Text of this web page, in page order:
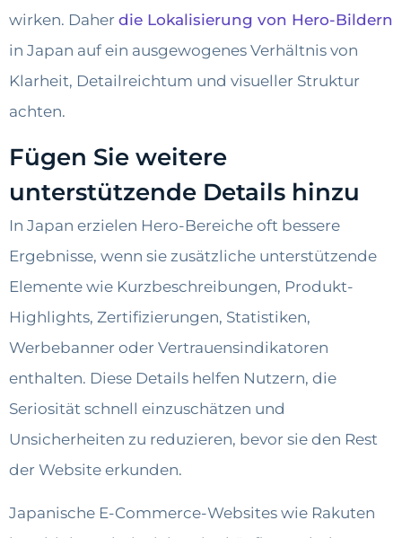
wirken. Daher die Lokalisierung von Hero-Bildern
in Japan auf ein ausgewogenes Verhältnis von
Klarheit, Detailreichtum und visueller Struktur
achten.
Fügen Sie weitere
unterstützende Details hinzu
In Japan erzielen Hero-Bereiche oft bessere
Ergebnisse, wenn sie zusätzliche unterstützende
Elemente wie Kurzbeschreibungen, Produkt-
Highlights, Zertifizierungen, Statistiken,
Werbebanner oder Vertrauensindikatoren
enthalten. Diese Details helfen Nutzern, die
Seriosität schnell einzuschätzen und
Unsicherheiten zu reduzieren, bevor sie den Rest
der Website erkunden.
Japanische E-Commerce-Websites wie Rakuten